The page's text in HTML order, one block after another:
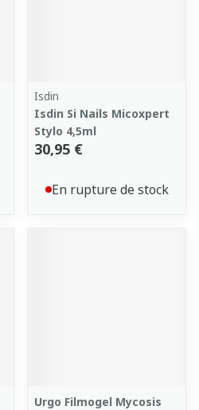
Isdin
Isdin Si Nails Micoxpert
Stylo 4,5ml
30,95 €
En rupture de stock
Urgo Filmogel Mycosis